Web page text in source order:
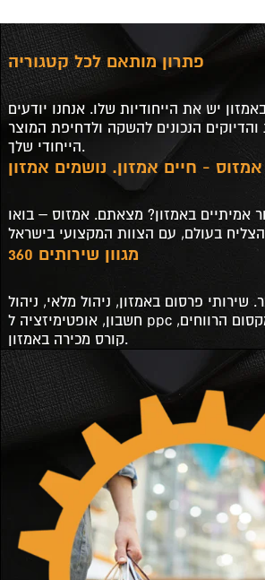
פתרון מותאם לכל קטגוריה
יש את הייחודיות שלו. אנחנו יודעים
הנכונים להשקה ולדחיפת המוצר
הייחודי שלך.
אמזוס - חיים אמזון. נושמים אמזון
אמיתיים באמזון? מצאתם. אמזוס – בואו
מגוון שירותים 360
שירותי פרסום באמזון, ניהול מלאי, ניהול
חשבון, אופטימיזציה ל ppc הרחבת פעילות, מקסום הרווחים,
קורס מכירה באמזון.